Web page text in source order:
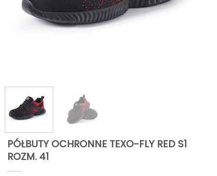
PÓŁBUTY OCHRONNE TEXO-FLY RED S1
ROZM. 41